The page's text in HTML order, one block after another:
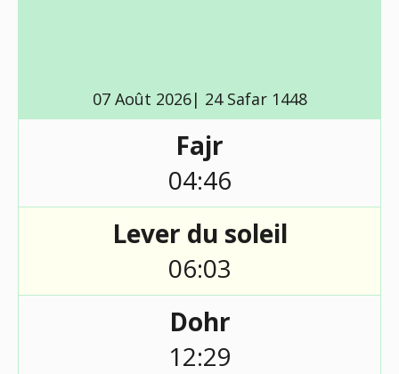
07 Août 2026| 24 Safar 1448
Fajr
04:46
Lever du soleil
06:03
Dohr
12:29